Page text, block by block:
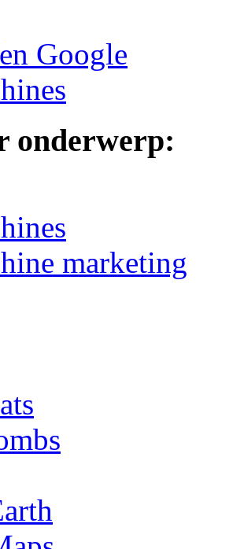
Google
onderwerp:
marketing